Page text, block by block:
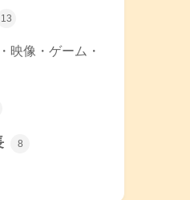
13
映像・ゲーム・
8